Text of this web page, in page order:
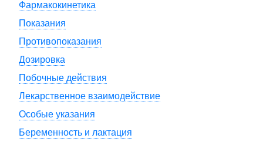
Фармакокинетика
Показания
Противопоказания
Дозировка
Побочные действия
Лекарственное взаимодействие
Особые указания
Беременность и лактация